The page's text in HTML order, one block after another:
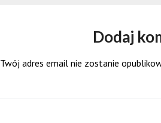
Dodaj
Twój adres email nie zostanie